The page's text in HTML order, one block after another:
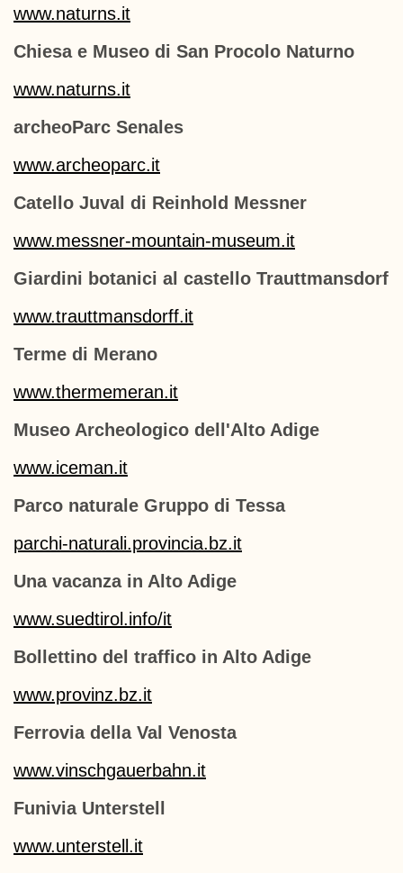
www.naturns.it
Chiesa e Museo di San Procolo Naturno
www.naturns.it
archeoParc Senales
www.archeoparc.it
Catello Juval di Reinhold Messner
www.messner-mountain-museum.it
Giardini botanici al castello Trauttmansdorf
www.trauttmansdorff.it
Terme di Merano
www.thermemeran.it
Museo Archeologico dell'Alto Adige
www.iceman.it
Parco naturale Gruppo di Tessa
parchi-naturali.provincia.bz.it
Una vacanza in Alto Adige
www.suedtirol.info/it
Bollettino del traffico in Alto Adige
www.provinz.bz.it
Ferrovia della Val Venosta
www.vinschgauerbahn.it
Funivia Unterstell
www.unterstell.it